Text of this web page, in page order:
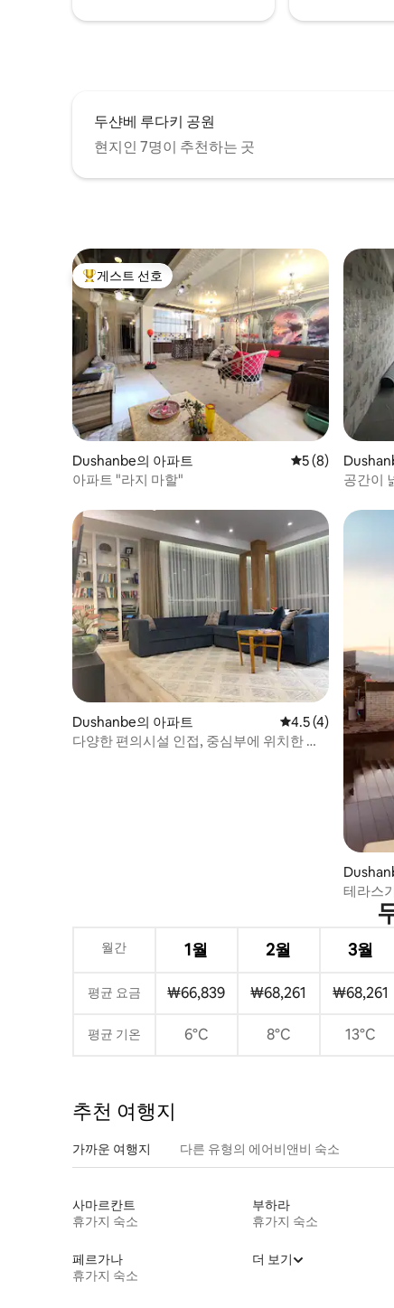
두샨베 루다키 공원
현지인 7명이 추천하는 곳
상위 게스트 선호
게스트 선호
Dushanbe의 아파트 평점 5점(5점 만
5 (8)
아파트 "라지 마할"
공간이
Dushanbe의 아파트 평점 4.5점(5점 만
4.5 (4)
다양한 편의시설 인접, 중심부에 위치한 아
테라스
월간 1월 2월 3월
평균 요금 ₩66,839 ₩68,261 ₩68,261
평균 기온 6°C 8°C 13°C
추천 여행지
가까운 여행지 다른 유형의 에어비앤비 숙소
사마르칸트
휴가지 숙소
부하라
휴가지 숙소
페르가나
휴가지 숙소
더 보기